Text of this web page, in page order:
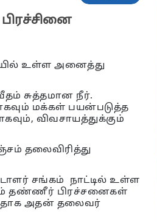
உள்ள அனைத்து
சுத்தமான நீர்.
மக்கள் பயன்படுத்த
விவசாயத்துக்கும்
தலைவிரித்து
சங்கம் நாட்டில் உள்ள
தண்ணீர் பிரச்சனைகள்
அதன் தலைவர்